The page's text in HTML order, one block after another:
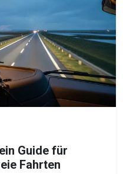
Guide für
Fahrten